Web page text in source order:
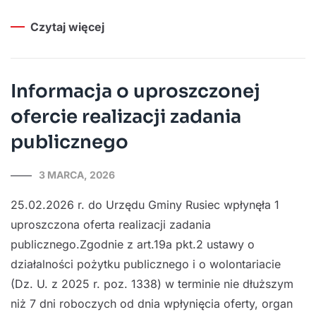
Czytaj więcej
Informacja o uproszczonej
ofercie realizacji zadania
publicznego
3 MARCA, 2026
25.02.2026 r. do Urzędu Gminy Rusiec wpłynęła 1
uproszczona oferta realizacji zadania
publicznego.Zgodnie z art.19a pkt.2 ustawy o
działalności pożytku publicznego i o wolontariacie
(Dz. U. z 2025 r. poz. 1338) w terminie nie dłuższym
niż 7 dni roboczych od dnia wpłynięcia oferty, organ